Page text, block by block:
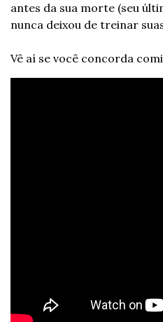
antes da sua morte (seu
nunca deixou de treinar
Vê aí se você concorda